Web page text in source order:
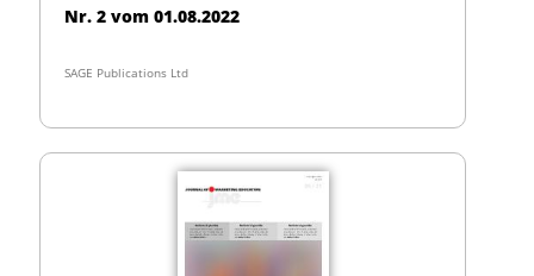
Nr. 2 vom 01.08.2022
SAGE Publications Ltd